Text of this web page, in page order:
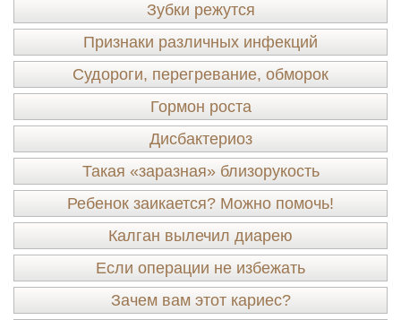
Зубки режутся
Признаки различных инфекций
Судороги, перегревание, обморок
Гормон роста
Дисбактериоз
Такая «заразная» близорукость
Ребенок заикается? Можно помочь!
Калган вылечил диарею
Если операции не избежать
Зачем вам этот кариес?